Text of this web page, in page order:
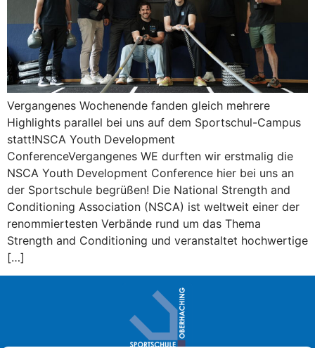
Vergangenes Wochenende fanden gleich mehrere
Highlights parallel bei uns auf dem Sportschul-Campus
statt!NSCA Youth Development
ConferenceVergangenes WE durften wir erstmalig die
NSCA Youth Development Conference hier bei uns an
der Sportschule begrüßen! Die National Strength and
Conditioning Association (NSCA) ist weltweit einer der
renommiertesten Verbände rund um das Thema
Strength and Conditioning und veranstaltet hochwertige
[…]